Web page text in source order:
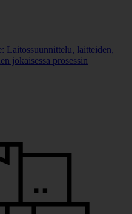
Laitossuunnittelu, laitteiden,
jokaisessa prosessin